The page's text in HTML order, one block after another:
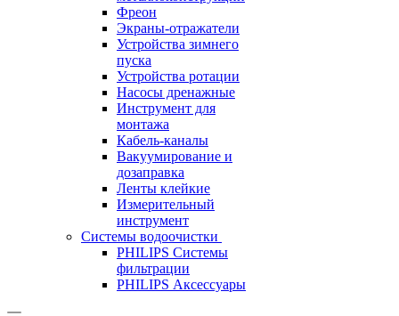
Фреон
Экраны-отражатели
Устройства зимнего
пуска
Устройства ротации
Насосы дренажные
Инструмент для
монтажа
Кабель-каналы
Вакуумирование и
дозаправка
Ленты клейкие
Измерительный
инструмент
Системы водоочистки
PHILIPS Системы
фильтрации
PHILIPS Аксессуары